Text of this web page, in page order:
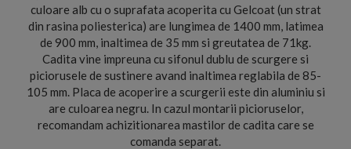
culoare alb cu o suprafata acoperita cu Gelcoat (un strat
din rasina poliesterica) are lungimea de 1400 mm, latimea
de 900 mm, inaltimea de 35 mm si greutatea de 71kg.
Cadita vine impreuna cu sifonul dublu de scurgere si
piciorusele de sustinere avand inaltimea reglabila de 85-
105 mm. Placa de acoperire a scurgerii este din aluminiu si
are culoarea negru. In cazul montarii picioruselor,
recomandam achizitionarea mastilor de cadita care se
comanda separat.